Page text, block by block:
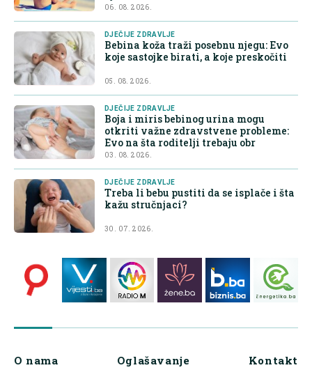
06. 08. 2026.
DJEČIJE ZDRAVLJE
Bebina koža traži posebnu njegu: Evo
koje sastojke birati, a koje preskočiti
05. 08. 2026.
DJEČIJE ZDRAVLJE
Boja i miris bebinog urina mogu
otkriti važne zdravstvene probleme:
Evo na šta roditelji trebaju obr
03. 08. 2026.
DJEČIJE ZDRAVLJE
Treba li bebu pustiti da se isplače i šta
kažu stručnjaci?
30. 07. 2026.
O nama Oglašavanje Kontakt